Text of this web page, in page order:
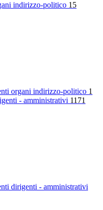
indirizzo-politico 15
organi indirizzo-politico 1
- amministrativi 1171
dirigenti - amministrativi